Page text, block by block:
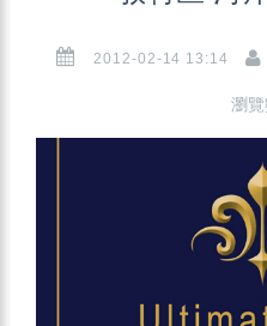
2012-02-14 13:14
瀏